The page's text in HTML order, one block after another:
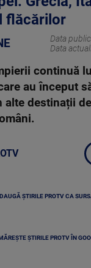
flăcărilor
Data
Data
continuă
au început
alte destinații
ȘTIRILE PROTV CA
ȘTIRILE PROTV ÎN